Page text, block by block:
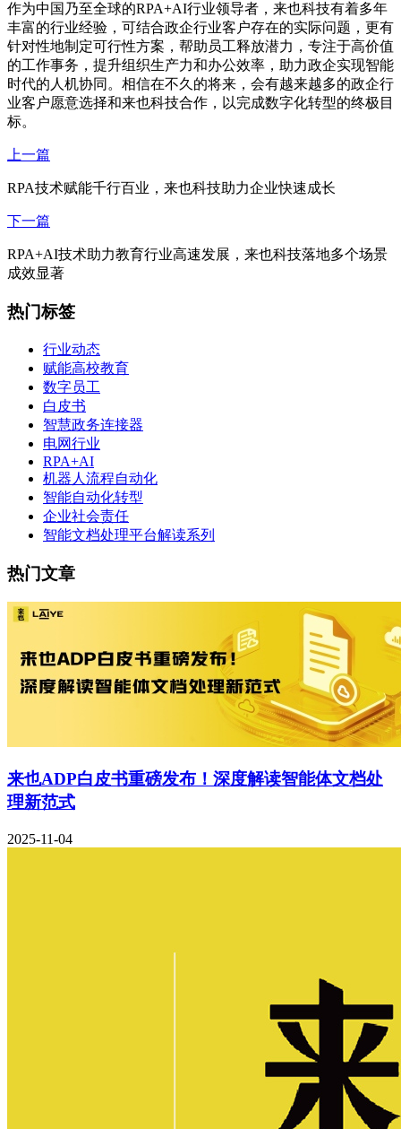
作为中国乃至全球的RPA+AI行业领导者，来也科技有着多年
丰富的行业经验，可结合政企行业客户存在的实际问题，更有
针对性地制定可行性方案，帮助员工释放潜力，专注于高价值
的工作事务，提升组织生产力和办公效率，助力政企实现智能
时代的人机协同。相信在不久的将来，会有越来越多的政企行
业客户愿意选择和来也科技合作，以完成数字化转型的终极目
标。
上一篇
RPA技术赋能千行百业，来也科技助力企业快速成长
下一篇
RPA+AI技术助力教育行业高速发展，来也科技落地多个场景
成效显著
热门标签
行业动态
赋能高校教育
数字员工
白皮书
智慧政务连接器
电网行业
RPA+AI
机器人流程自动化
智能自动化转型
企业社会责任
智能文档处理平台解读系列
热门文章
来也ADP白皮书重磅发布！深度解读智能体文档处
理新范式
2025-11-04